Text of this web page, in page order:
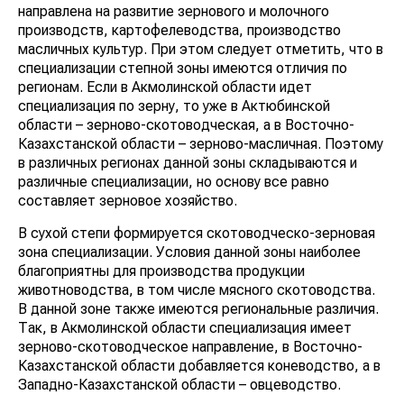
направлена на развитие зернового и молочного
производств, картофелеводства, производство
масличных культур. При этом следует отметить, что в
специализации степной зоны имеются отличия по
регионам. Если в Акмолинской области идет
специализация по зерну, то уже в Актюбинской
области – зерново-скотоводческая, а в Восточно-
Казахстанской области – зерново-масличная. Поэтому
в различных регионах данной зоны складываются и
различные специализации, но основу все равно
составляет зерновое хозяйство.
В сухой степи формируется скотоводческо-зерновая
зона специализации. Условия данной зоны наиболее
благоприятны для производства продукции
животноводства, в том числе мясного скотоводства.
В данной зоне также имеются региональные различия.
Так, в Акмолинской области специализация имеет
зерново-скотоводческое направление, в Восточно-
Казахстанской области добавляется коневодство, а в
Западно-Казахстанской области – овцеводство.